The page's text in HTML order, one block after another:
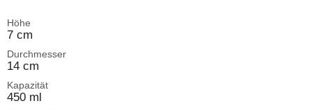
Höhe
7 cm
Durchmesser
14 cm
Kapazität
450 ml